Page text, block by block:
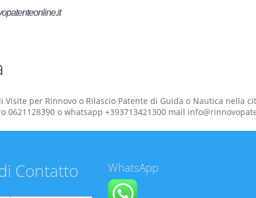
Visite per Rinnovo o Rilascio Patente di Guida o Nautica nella
0621128390 o whatsapp +393713421300 mail
Contatto WhatsApp